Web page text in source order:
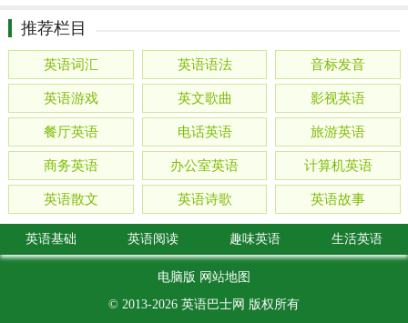
推荐栏目
英语词汇 英语语法 音标发音
英语游戏 英文歌曲 影视英语
餐厅英语 电话英语 旅游英语
商务英语 办公室英语 计算机英语
英语散文 英语诗歌 英语故事
英语基础 英语阅读 趣味英语 生活英语
电脑版 网站地图
© 2013-2026 英语巴士网 版权所有